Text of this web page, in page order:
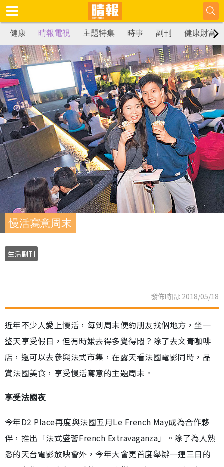
健康 晴報電視 主題特集 時事 副刊 健康財富
慢活寫意周末
生活副刊
發佈時間: 2018/05/18
近年不少人愛上慢活，每到周末便約朋友找個地方，坐一
整天享受假日，但有時嫌去得多覺得悶？除了去文青咖啡
店，還可以去參與法式市集，在露天看法國電影同時，品
賞法國美食，享受慢活寫意的主題周末。
享受法國夜
今年D2 Place再度與法國五月Le French May成為合作夥
伴，推出「法式盛薈French Extravaganza」。除了為人熟
悉的天台電影放映會外，今年大會更首度舉辦一連三日的